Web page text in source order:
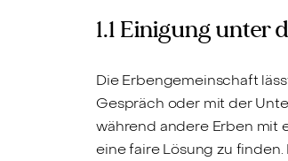
1.1 Einigung unter
Die Erbengemeinschaft
Gespräch oder mit der
während andere Erben mit
eine faire Lösung zu